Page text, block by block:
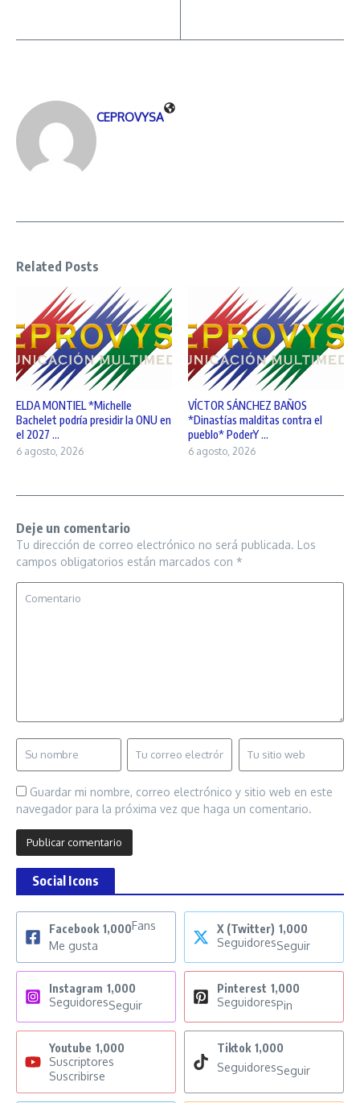
CEPROVYSA
Related Posts
ELDA MONTIEL *Michelle
Bachelet podría presidir la ONU en
el 2027 ...
6 agosto, 2026
VÍCTOR SÁNCHEZ BAÑOS
*Dinastías malditas contra el
pueblo* PoderY ...
6 agosto, 2026
Deje un comentario
Tu dirección de correo electrónico no será publicada. Los
campos obligatorios están marcados con *
Guardar mi nombre, correo electrónico y sitio web en este
navegador para la próxima vez que haga un comentario.
Social Icons
Facebook 1,000Fans
Me gusta
X (Twitter) 1,000
SeguidoresSeguir
Instagram 1,000
SeguidoresSeguir
Pinterest 1,000
SeguidoresPin
Youtube 1,000
Suscriptores
Suscribirse
Tiktok 1,000
SeguidoresSeguir